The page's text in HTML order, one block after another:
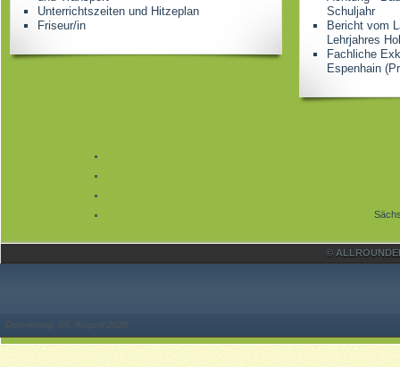
Unterrichtszeiten und Hitzeplan
Friseur/in
Schuljahr
Bericht vom
Lehrjahres
Fachliche
Espenhain
©
Donnerstag, 06. August 2026